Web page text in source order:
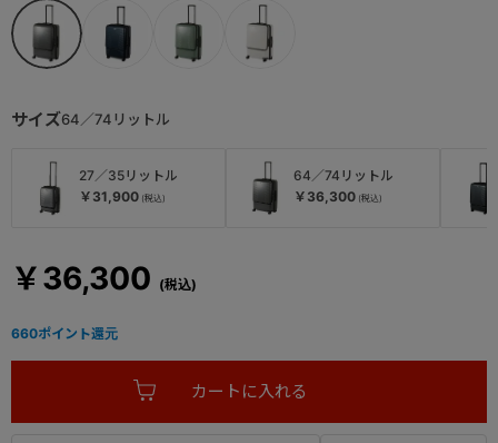
￥36,300
サイズ64／74リットル
27／35リットル
￥31,900
64／74リットル
￥36,300
660ポイント還元